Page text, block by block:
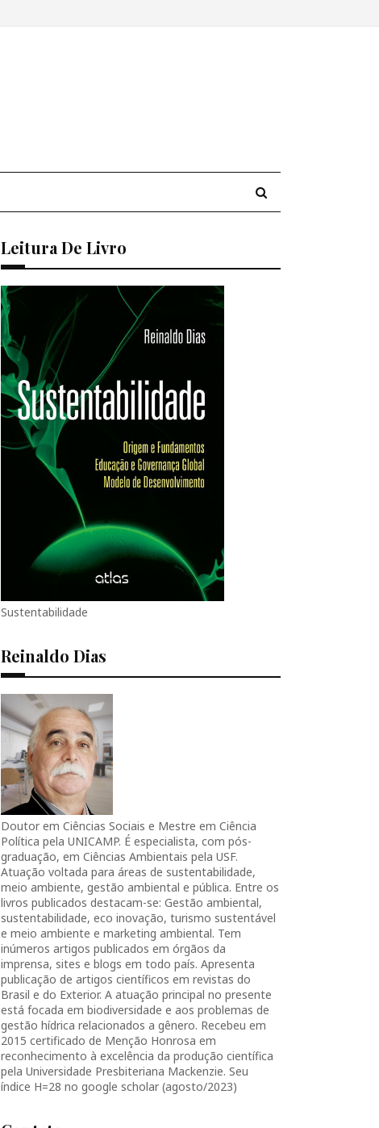
Leitura De Livro
Sustentabilidade
Reinaldo Dias
Doutor em Ciências Sociais e Mestre em Ciência
Política pela UNICAMP. É especialista, com pós-
graduação, em Ciências Ambientais pela USF.
Atuação voltada para áreas de sustentabilidade,
meio ambiente, gestão ambiental e pública. Entre os
livros publicados destacam-se: Gestão ambiental,
sustentabilidade, eco inovação, turismo sustentável
e meio ambiente e marketing ambiental. Tem
inúmeros artigos publicados em órgãos da
imprensa, sites e blogs em todo país. Apresenta
publicação de artigos científicos em revistas do
Brasil e do Exterior. A atuação principal no presente
está focada em biodiversidade e aos problemas de
gestão hídrica relacionados a gênero. Recebeu em
2015 certificado de Menção Honrosa em
reconhecimento à excelência da produção científica
pela Universidade Presbiteriana Mackenzie. Seu
índice H=28 no google scholar (agosto/2023)